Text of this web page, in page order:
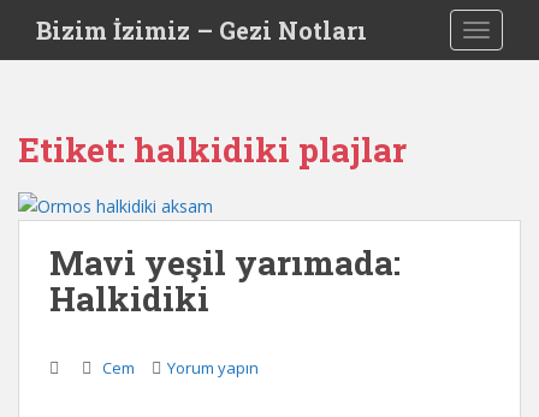
i
Bizim İzimiz – Gezi Notları
Etiket: halkidiki plajlar
Mavi yeşil yarımada:
Halkidiki
Cem Yorum yapın